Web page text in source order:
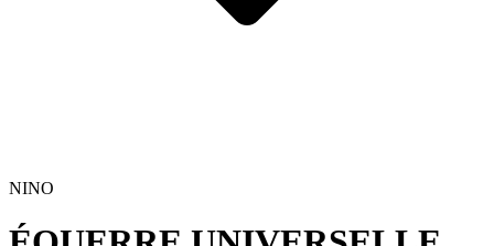
NINO